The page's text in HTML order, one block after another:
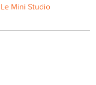
Le Mini Studio